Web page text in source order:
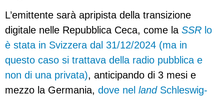
L’emittente sarà apripista della transizione
digitale nelle Repubblica Ceca, come la SSR lo
è stata in Svizzera dal 31/12/2024 (ma in
questo caso si trattava della radio pubblica e
non di una privata), anticipando di 3 mesi e
mezzo la Germania, dove nel landSchleswig-